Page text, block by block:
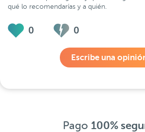
qué lo recomendarías y a quién.
0 0
Escribe una
Pago 100%